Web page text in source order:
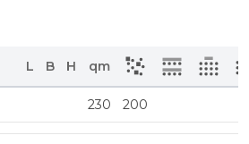
L B H qm
230 200